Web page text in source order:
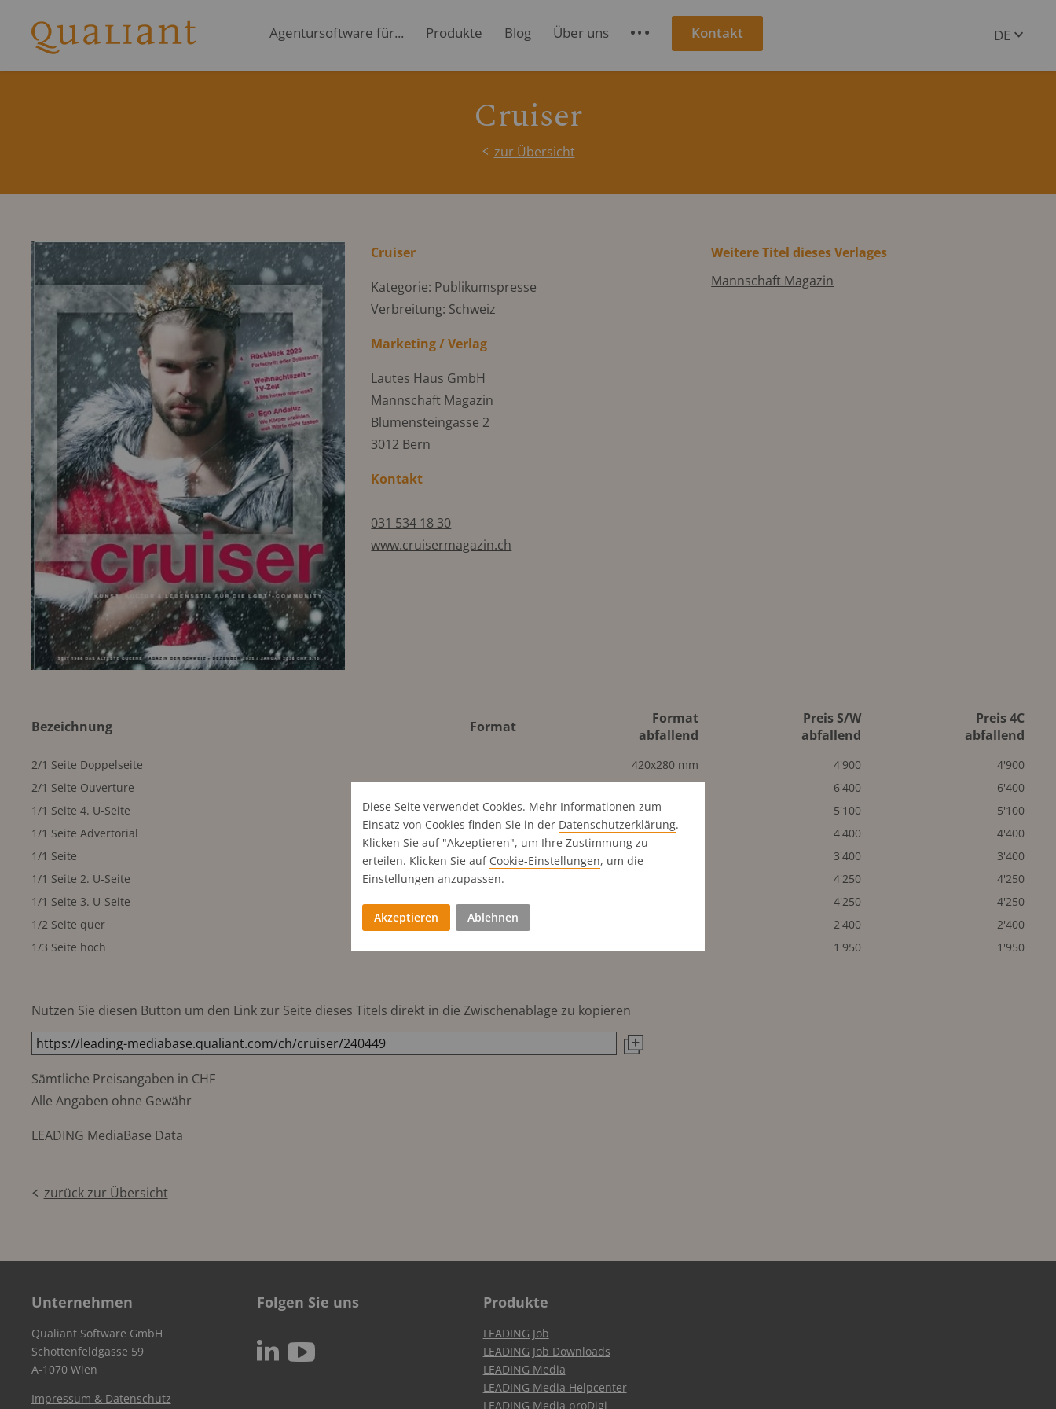
Agentursoftware für... Produkte Blog Über uns S Kontakt
DE
Cruiser
zur Übersicht
Cruiser
Kategorie: Publikumspresse
Verbreitung: Schweiz
Marketing / Verlag
Lautes Haus GmbH
Mannschaft Magazin
Blumensteingasse 2
3012 Bern
Kontakt
031 534 18 30
www.cruisermagazin.ch
Weitere Titel dieses Verlages
Mannschaft Magazin
Bezeichnung Format
Format
abfallend
Preis S/W
abfallend
Preis 4C
abfallend
2/1 Seite Doppelseite 420x280 mm 4'900
4'900
2/1 Seite Ouverture
6'400
6'400
1/1 Seite 4. U-Seite
210x280 mm 5'100
5'100
1/1 Seite Advertorial
210x280 mm 4'400
4'400
1/1 Seite
210x280 mm 3'400
3'400
1/1 Seite 2. U-Seite
4'250
4'250
1/1 Seite 3. U-Seite
4'250
4'250
1/2 Seite quer
2'400
2'400
1/3 Seite hoch
69x280 mm 1'950 1'950
Nutzen Sie diesen Button um den Link zur Seite dieses Titels direkt in die Zwischenablage zu kopieren
Sämtliche Preisangaben in CHF
Alle Angaben ohne Gewähr
LEADING MediaBase Data
zurück zur Übersicht
Unternehmen
Qualiant Software GmbH
Schottenfeldgasse 59
A-1070 Wien
Impressum & Datenschutz
Folgen Sie uns
N c
Produkte
LEADING Job
LEADING Job Downloads
LEADING Media
LEADING Media Helpcenter
LEADING Media proDigi
Diese Seite verwendet Cookies. Mehr Informationen zum
Einsatz von Cookies finden Sie in der Datenschutz­erklärung.
Klicken Sie auf "Akzeptieren", um Ihre Zustimmung zu
erteilen. Klicken Sie auf Cookie-Einstellungen, um die
Einstellungen anzupassen.
Akzeptieren Ablehnen